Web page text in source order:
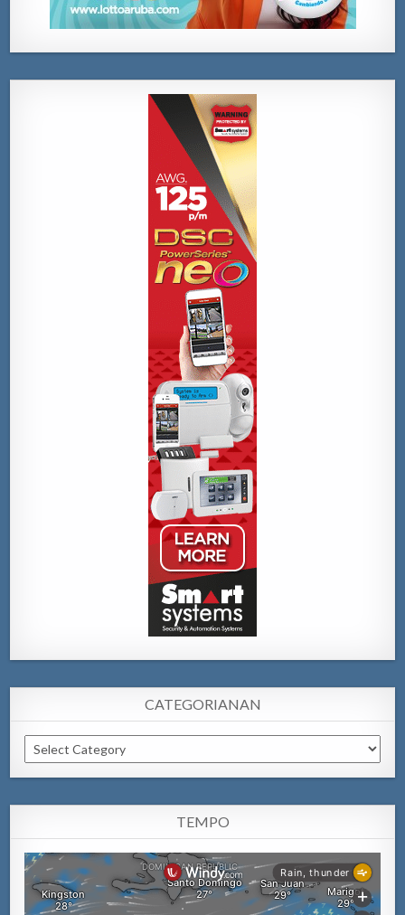
CATEGORIANAN
Categorianan
TEMPO